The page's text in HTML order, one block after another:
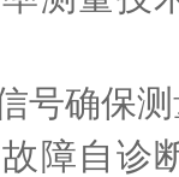
确保测
自诊